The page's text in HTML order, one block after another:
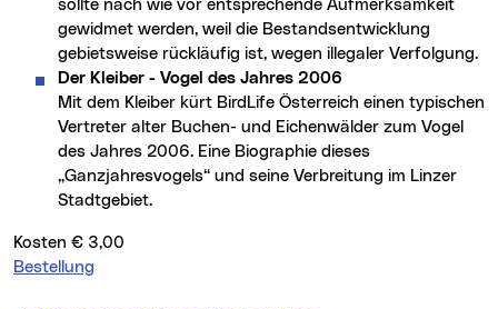
sollte nach wie vor entsprechende Aufmerksamkeit
gewidmet werden, weil die Bestandsentwicklung
gebietsweise rückläufig ist, wegen illegaler Verfolgung.
Der Kleiber - Vogel des Jahres 2006
Mit dem Kleiber kürt BirdLife Österreich einen typischen
Vertreter alter Buchen- und Eichenwälder zum Vogel
des Jahres 2006. Eine Biographie dieses
„Ganzjahresvogels“ und seine Verbreitung im Linzer
Stadtgebiet.
Kosten € 3,00
Bestellung